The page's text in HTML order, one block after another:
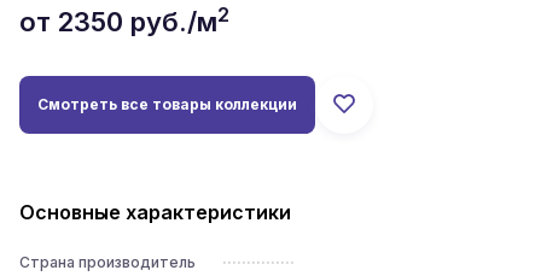
от 2350 руб./м2
Смотреть все товары коллекции
Основные характеристики
Страна производитель